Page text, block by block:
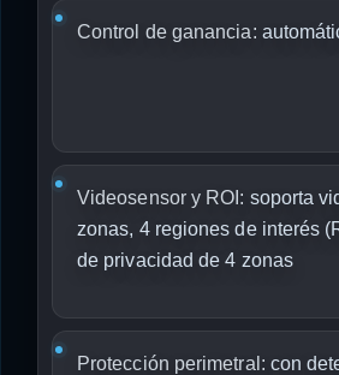
Control de ganancia:
Videosensor y ROI: soporta
zonas, 4 regiones de interés
de privacidad de 4 zonas
Protección perimetral: con